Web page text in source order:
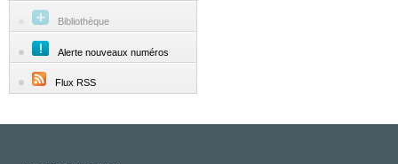
Bibliothèque
Alerte nouveaux numéros
Flux RSS